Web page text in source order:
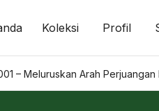
Koleksi Profil
– Meluruskan Arah